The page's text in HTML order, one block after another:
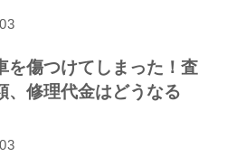
を傷つけてしまった！査
、修理代金はどうなる